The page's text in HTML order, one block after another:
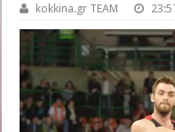
kokkina.gr TEAM